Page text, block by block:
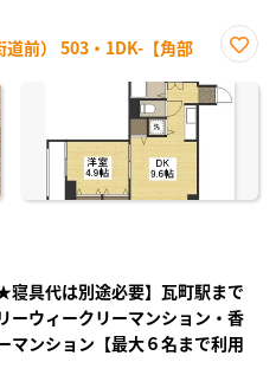
前） 503・1DK-【角部
に入
り登
寝具代は別途必要】瓦町駅まで
ーウィークリーマンション・香
マンション【最大６名まで利用